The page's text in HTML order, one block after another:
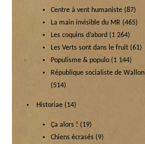
Centre à vent humaniste (87)
La main invisible du MR (465)
Les coquins d’abord (1 264)
Les Verts sont dans le fruit (61)
Populisme & populo (1 144)
République socialiste de
(514)
Historiae (14)
Ça alors ! (19)
Chiens écrasés (9)